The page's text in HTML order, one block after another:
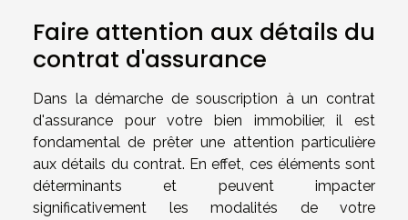
Faire attention aux détails du
contrat d'assurance
Dans la démarche de souscription à un contrat
d'assurance pour votre bien immobilier, il est
fondamental de prêter une attention particulière
aux détails du contrat. En effet, ces éléments sont
déterminants et peuvent impacter
significativement les modalités de votre